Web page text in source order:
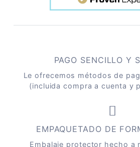
PAGO SENCILLO Y
Le ofrecemos métodos de
(incluida compra a cuenta y
EMPAQUETADO DE
Embalaje protector hecho a